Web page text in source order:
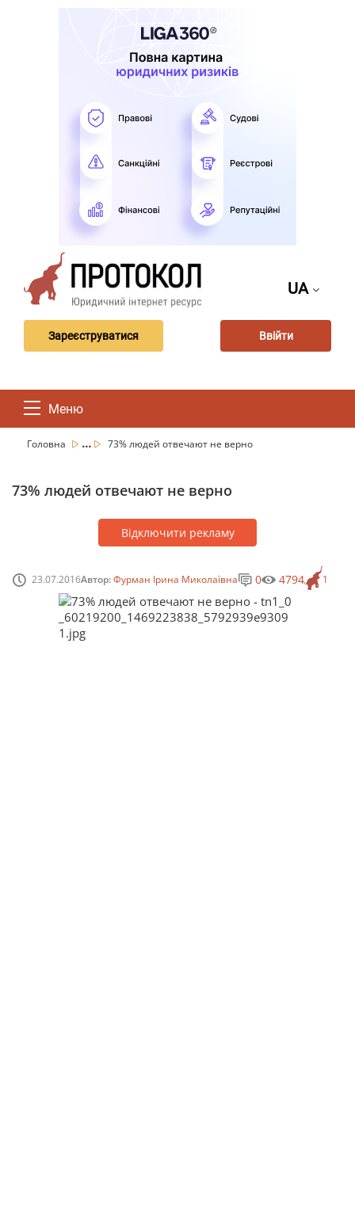
UA
Зареєструватися Ввійти
Меню
Головна ... 73% людей отвечают не верно
73% людей отвечают не верно
Відключити рекламу
23.07.2016Автор:Фурман Ірина Миколаївна 1
0 4794